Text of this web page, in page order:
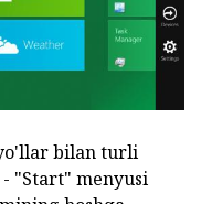
bilan turli
"Start" menyusi